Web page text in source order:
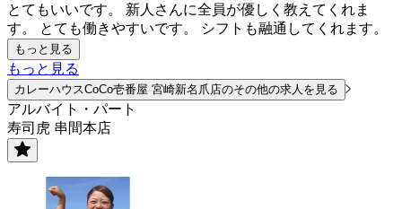
とてもいいです。 新人さんに全員が優しく教えてくれま
す。 とても働きやすいです。 シフトも融通してくれます。
もっと見る
もっと見る
カレーハウスCoCo壱番屋 宮崎新名爪店のその他の求人を見る
アルバイト・パート
寿司虎 串間本店